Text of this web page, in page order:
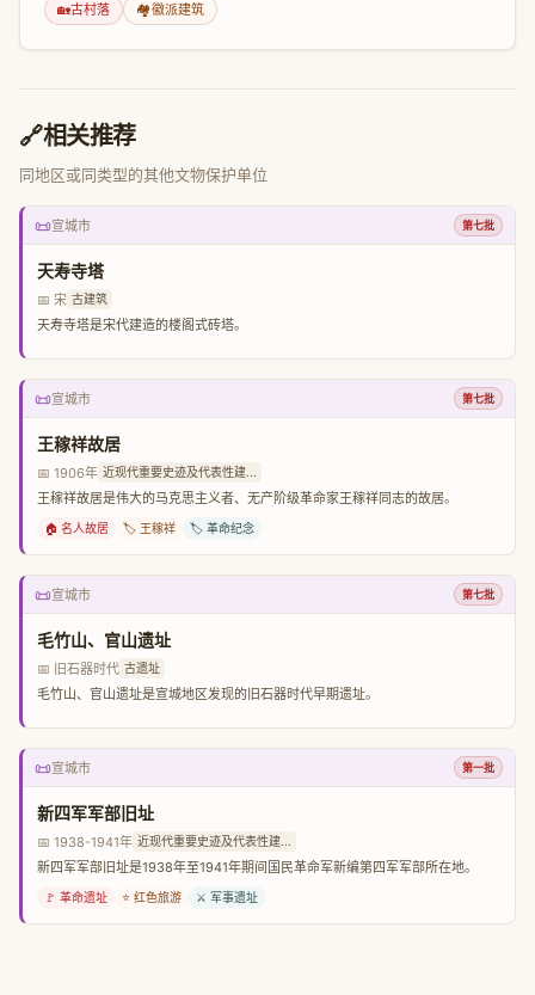
🏡古村落 🏘️徽派建筑
🔗相关推荐
同地区或同类型的其他文物保护单位
📜宣城市 第七批
天寿寺塔
📅 宋 古建筑
天寿寺塔是宋代建造的楼阁式砖塔。
📜宣城市 第七批
王稼祥故居
📅 1906年 近现代重要史迹及代表性建...
王稼祥故居是伟大的马克思主义者、无产阶级革命家王稼祥同志的故居。
🏠 名人故居 🏷️ 王稼祥 🏷️ 革命纪念
📜宣城市 第七批
毛竹山、官山遗址
📅 旧石器时代 古遗址
毛竹山、官山遗址是宣城地区发现的旧石器时代早期遗址。
📜宣城市 第一批
新四军军部旧址
📅 1938-1941年 近现代重要史迹及代表性建...
新四军军部旧址是1938年至1941年期间国民革命军新编第四军军部所在地。
🚩 革命遗址 ⭐ 红色旅游 ⚔️ 军事遗址